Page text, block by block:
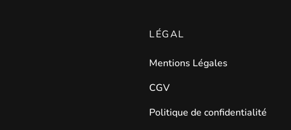
LÉGAL
Mentions Légales
CGV
Politique de confidentialité